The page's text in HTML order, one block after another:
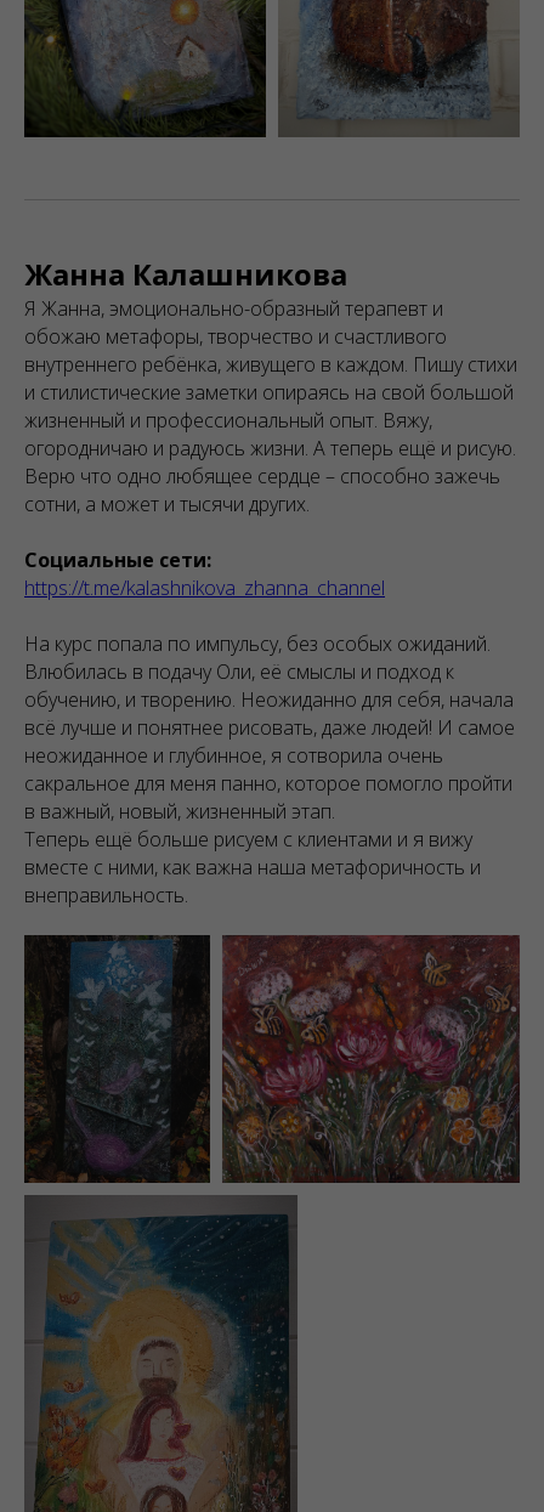
Жанна Калашникова
Я Жанна, эмоционально-образный терапевт и
обожаю метафоры, творчество и счастливого
внутреннего ребёнка, живущего в каждом. Пишу стихи
и стилистические заметки опираясь на свой большой
жизненный и профессиональный опыт. Вяжу,
огородничаю и радуюсь жизни. А теперь ещё и рисую.
Верю что одно любящее сердце – способно зажечь
сотни, а может и тысячи других.
Социальные сети:
https://t.me/kalashnikova_zhanna_channel
На курс попала по импульсу, без особых ожиданий.
Влюбилась в подачу Оли, её смыслы и подход к
обучению, и творению. Неожиданно для себя, начала
всё лучше и понятнее рисовать, даже людей! И самое
неожиданное и глубинное, я сотворила очень
сакральное для меня панно, которое помогло пройти
в важный, новый, жизненный этап.
Теперь ещё больше рисуем с клиентами и я вижу
вместе с ними, как важна наша метафоричность и
внеправильность.